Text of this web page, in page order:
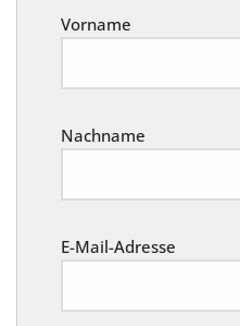
Vorname
Nachname
E-Mail-Adresse